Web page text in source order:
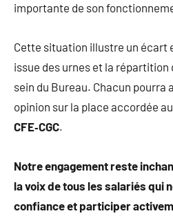
importante de son
Cette situation illustre un écart
issue des urnes et la
sein du Bureau. Chacun pourra
opinion sur la place accordée
CFE‑CGC.
Notre engagement reste
la voix de tous les salariés qui
confiance et participer